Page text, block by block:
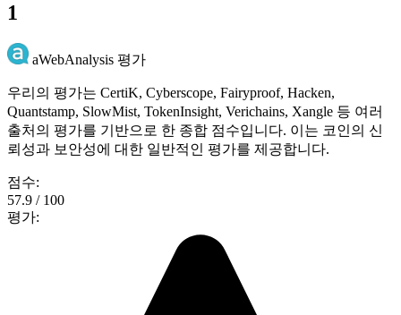
1
aWebAnalysis 평가
우리의 평가는 CertiK, Cyberscope, Fairyproof, Hacken,
Quantstamp, SlowMist, TokenInsight, Verichains, Xangle 등 여러
출처의 평가를 기반으로 한 종합 점수입니다. 이는 코인의 신
뢰성과 보안성에 대한 일반적인 평가를 제공합니다.
점수:
57.9 / 100
평가: